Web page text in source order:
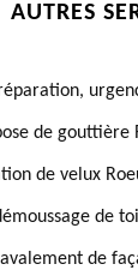
AUTRES
de gouttière
de velux
de
de